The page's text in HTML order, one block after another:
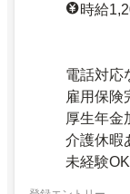
時給
電話対応
雇用保険
厚生年金
介護休暇
未経験OK